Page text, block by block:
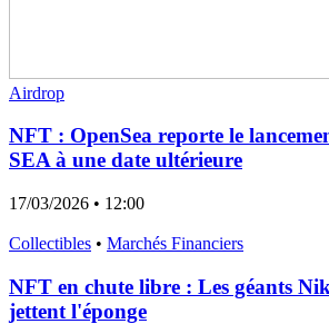
Airdrop
NFT : OpenSea reporte le
SEA à une date ultérieure
17/03/2026 • 12:00
Collectibles • Marchés Financiers
NFT en chute libre : Les géants
jettent l'éponge